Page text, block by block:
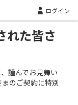
ログイン
れた皆さ
謹んでお見舞い
のご契約に特別